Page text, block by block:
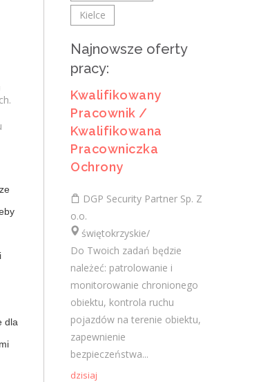
Kwalifikowana Pracowniczka
Ochrony
DGP Security Partner Sp. Z o.o.
świętokrzyskie/ Staszów
Do Twoich zadań będzie należeć:
patrolowanie i monitorowanie
chronionego obiektu, kontrola ruchu
pojazdów na terenie obiektu, zapewnienie
bezpieczeństwa...
Kwalifikowany Pracownik /
Kwalifikowana Pracowniczka
Ochrony
DGP Security Partner Sp. Z o.o.
świętokrzyskie/ Połaniec
Do Twoich zadań będzie należeć:
patrolowanie i monitorowanie
chronionego obiektu, kontrola ruchu
dla
Kielce
Najnowsze oferty
pracy:
Kwalifikowany
Pracownik /
Kwalifikowana
Pracowniczka
Ochrony
DGP Security Partner Sp. Z
o.o.
świętokrzyskie/
Do Twoich zadań będzie
należeć: patrolowanie i
monitorowanie chronionego
obiektu, kontrola ruchu
pojazdów na terenie obiektu,
zapewnienie
bezpieczeństwa...
dzisiaj